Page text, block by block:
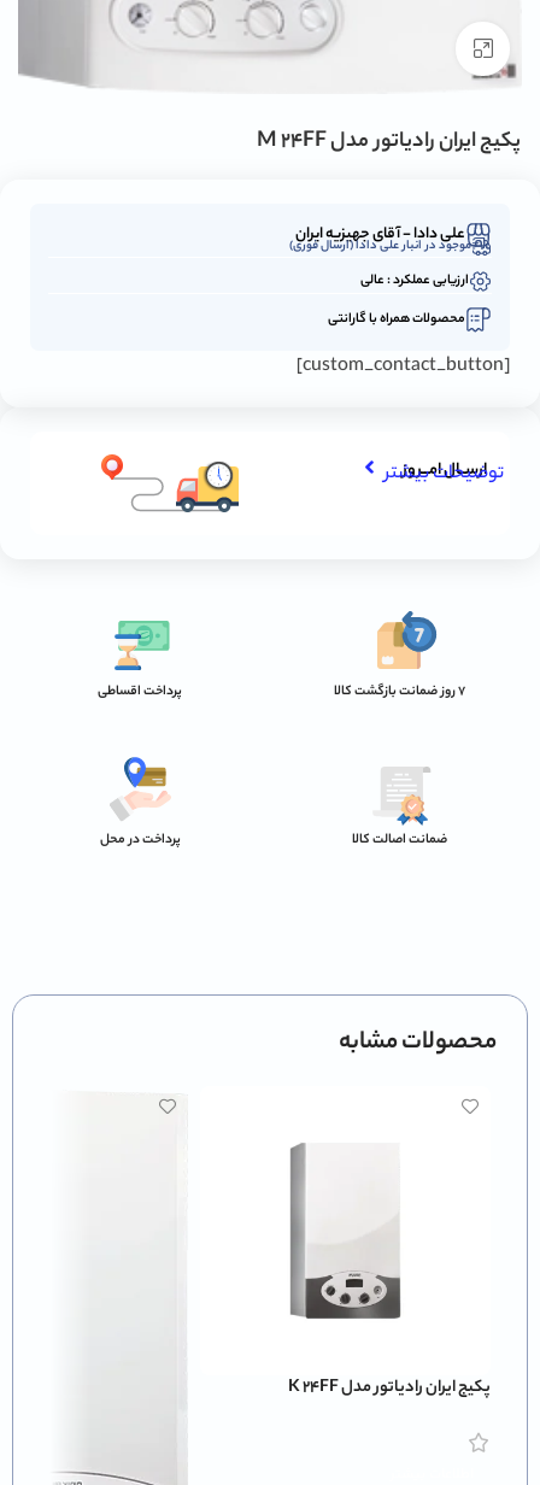
پکیج ایران رادیاتور مدل M 24FF
علی دادا - آقای جهیزیه ایران
موجود در انبار علی دادا (ارسال فوری)
ارزیابی عملکرد : عالی
محصولات همراه با گارانتی
[custom_contact_button]
ارســال امـــروز
توضیحات بیشتر
7 روز ضمانت بازگشت کالا پرداخت اقساطی
ضمانت اصالت کالا پرداخت در محل
محصولات مشابه
پکیج ایران رادیاتور مدل K 24FF